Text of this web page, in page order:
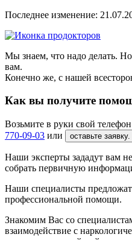
Последнее изменение:
Мы знаем, что надо делать.
вам.
Конечно же, с нашей
Как вы получите
Возьмите в руки свой
770-09-03 или оставьте заявку.
Наши эксперты зададут вам
собрать первичную
Наши специалисты
профессиональной помощи.
Знакомим Вас со
взаимодействие с